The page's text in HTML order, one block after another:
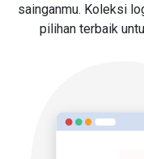
sainganmu. Koleksi
pilihan terbaik